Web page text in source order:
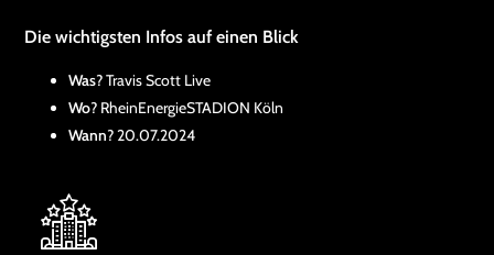
Die wichtigsten Infos auf einen Blick
Was? Travis Scott Live
Wo? RheinEnergieSTADION Köln
Wann? 20.07.2024